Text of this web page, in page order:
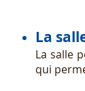
La
La salle
qui